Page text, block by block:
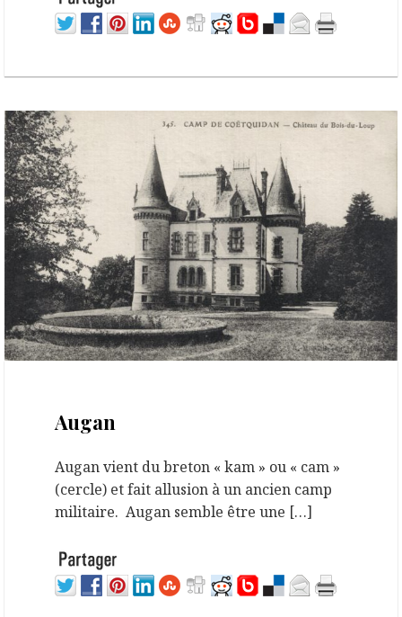
Augan
Augan vient du breton « kam » ou « cam »
(cercle) et fait allusion à un ancien camp
militaire. Augan semble être une […]